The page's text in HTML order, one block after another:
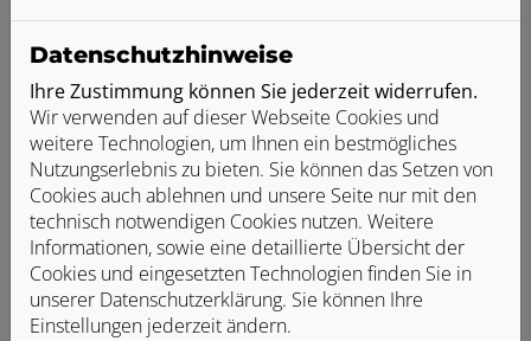
Der beliebteste und flexibelste
Heizkörper, da er in vielen Formen und
Designs verfügbar ist. Je nach Bauweise
finden 50–70 % der Wärmeübertragung
durch Strahlungswärme statt.
Datenschutzhinweise
Ihre Zustimmung können Sie jederzeit widerrufen.
Wir verwenden auf dieser Webseite Cookies und
weitere Technologien, um Ihnen ein bestmögliches
Nutzungserlebnis zu bieten. Sie können das Setzen von
Cookies auch ablehnen und unsere Seite nur mit den
technisch notwendigen Cookies nutzen. Weitere
Informationen, sowie eine detaillierte Übersicht der
Cookies und eingesetzten Technologien finden Sie in
unserer Datenschutzerklärung. Sie können Ihre
Einstellungen jederzeit ändern.